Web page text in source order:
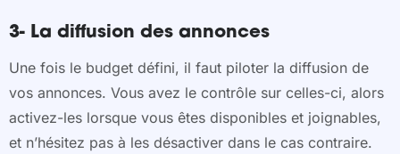
3- La diffusion des annonces
Une fois le budget défini, il faut piloter la diffusion de
vos annonces. Vous avez le contrôle sur celles-ci, alors
activez-les lorsque vous êtes disponibles et joignables,
et n’hésitez pas à les désactiver dans le cas contraire.